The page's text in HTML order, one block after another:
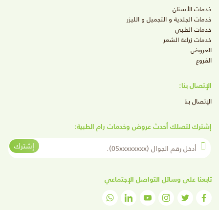
خدمات الأسنان
خدمات الجلدية و التجميل و الليزر
خدمات الطبي
خدمات زراعة الشعر
العروض
الفروع
الإتصال بنا:
الإتصال بنا
إشترك لتصلك أحدث عروض وخدمات رام الطبية:
أدخل رقم الجوال
إشترك
تابعنا على وسائل التواصل الإجتماعي